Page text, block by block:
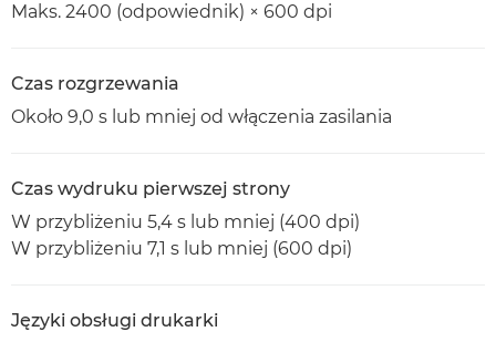
Maks. 2400 (odpowiednik) × 600 dpi
Czas rozgrzewania
Około 9,0 s lub mniej od włączenia zasilania
Czas wydruku pierwszej strony
W przybliżeniu 5,4 s lub mniej (400 dpi)
W przybliżeniu 7,1 s lub mniej (600 dpi)
Języki obsługi drukarki